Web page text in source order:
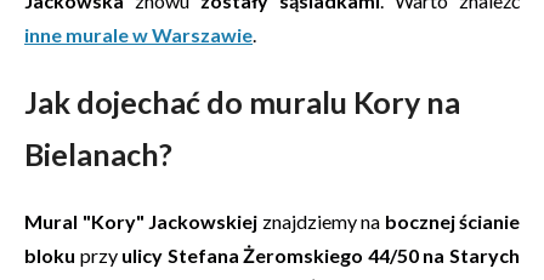
inne murale w Warszawie.
Jak dojechać do muralu Kory na
Bielanach?
Mural "Kory" Jackowskiej znajdziemy na bocznej ścianie
bloku przy ulicy Stefana Żeromskiego 44/50 na Starych